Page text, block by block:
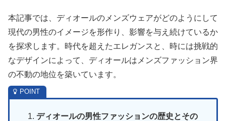
本記事では、ディオールのメンズウェアがどのようにして
現代の男性のイメージを形作り、影響を与え続けているか
を探求します。時代を超えたエレガンスと、時には挑戦的
なデザインによって、ディオールはメンズファッション界
の不動の地位を築いています。
ディオールの男性ファッションの歴史とその